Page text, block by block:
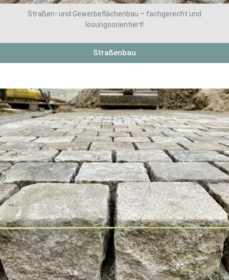
Straßen- und Gewerbeflächenbau – fachgerecht und
lösungsorientiert!
Straßenbau